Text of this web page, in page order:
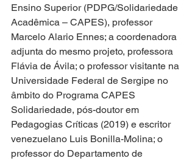
Ensino Superior (PDPG/Solidariedade
Acadêmica – CAPES), professor
Marcelo Alario Ennes; a coordenadora
adjunta do mesmo projeto, professora
Flávia de Ávila; o professor visitante na
Universidade Federal de Sergipe no
âmbito do Programa CAPES
Solidariedade, pós-doutor em
Pedagogias Críticas (2019) e escritor
venezuelano Luis Bonilla-Molina; o
professor do Departamento de